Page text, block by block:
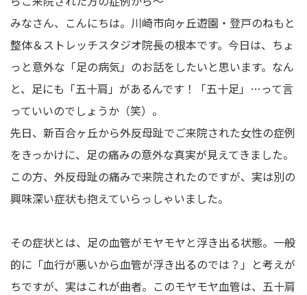
みなさん、こんにちは。川崎市向ヶ丘遊園・登戸のねもと
整体＆ストレッチスタジオ院長の根本です。今日は、ちょ
っと意外な「足の病気」のお話をしたいと思います。なん
と、足にも「五十肩」があるんです！「五十足」…って言
っていいのでしょうか（笑）。
先日、新百合ヶ丘から外反母趾でご来院された女性の症例
をきっかけに、足の痛みの意外な真実が見えてきました。
この方、外反母趾の痛みで来院されたのですが、実は別の
興味深い症状も抱えていらっしゃいました。
その症状とは、足の血管がモヤモヤと浮き出る状態。一般
的に「血行が悪いから血管が浮き出るのでは？」と考えが
ちですが、実はこれが曲者。このモヤモヤ血管は、五十肩